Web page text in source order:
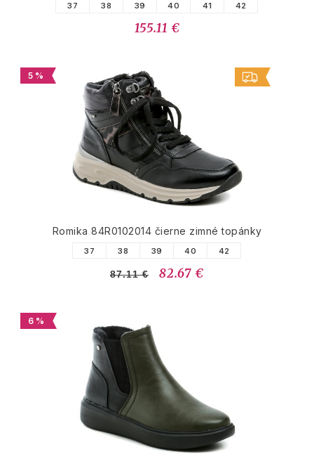
37 38 39 40 41 42
155.11 €
5 %
Romika 84R0102014 čierne zimné topánky
37 38 39 40 42
87.11 € 82.67 €
6 %